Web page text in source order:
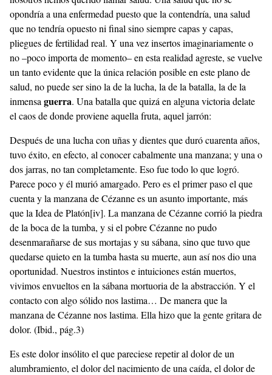
opondría a una enfermedad puesto que la contendría, una salud
que no tendría opuesto ni final sino siempre capas y capas,
pliegues de fertilidad real. Y una vez insertos imaginariamente o
no –poco importa de momento– en esta realidad agreste, se vuelve
un tanto evidente que la única relación posible en este plano de
salud, no puede ser sino la de la lucha, la de la batalla, la de la
inmensa guerra. Una batalla que quizá en alguna victoria delate
el caos de donde proviene aquella fruta, aquel jarrón:
Después de una lucha con uñas y dientes que duró cuarenta años,
tuvo éxito, en efecto, al conocer cabalmente una manzana; y una o
dos jarras, no tan completamente. Eso fue todo lo que logró.
Parece poco y él murió amargado. Pero es el primer paso el que
cuenta y la manzana de Cézanne es un asunto importante, más
que la Idea de Platón[iv]. La manzana de Cézanne corrió la piedra
de la boca de la tumba, y si el pobre Cézanne no pudo
desenmarañarse de sus mortajas y su sábana, sino que tuvo que
quedarse quieto en la tumba hasta su muerte, aun así nos dio una
oportunidad. Nuestros instintos e intuiciones están muertos,
vivimos envueltos en la sábana mortuoria de la abstracción. Y el
contacto con algo sólido nos lastima… De manera que la
manzana de Cézanne nos lastima. Ella hizo que la gente gritara de
dolor. (Ibid., pág.3)
Es este dolor insólito el que pareciese repetir al dolor de un
alumbramiento, el dolor del nacimiento de una caída, el dolor de